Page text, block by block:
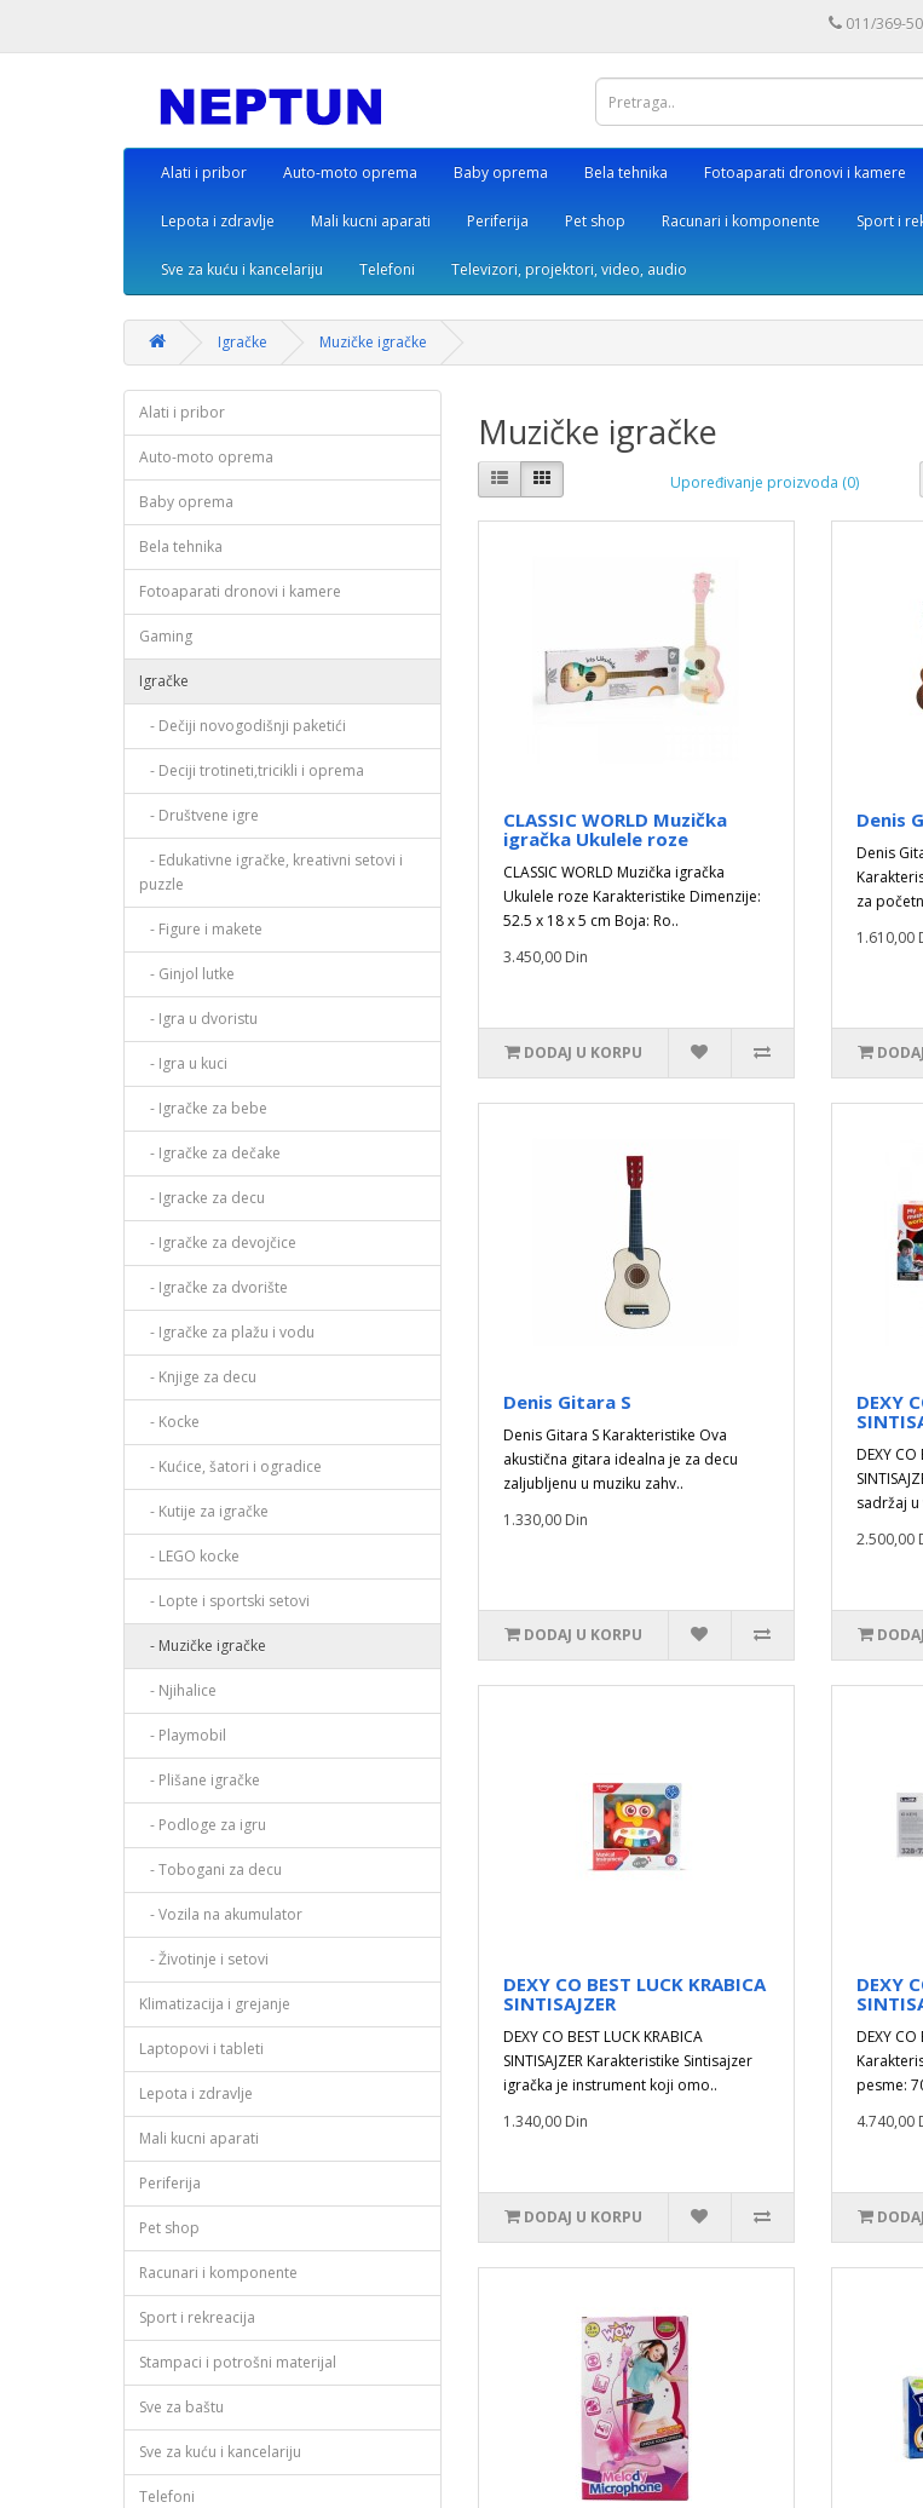
011/369-
Alati i pribor Auto-moto oprema Baby oprema Bela tehnika Fotoaparati dronovi i kamere
Lepota i zdravlje Mali kucni aparati Periferija Pet shop Racunari i komponente Sport i
Sve za kuću i kancelariju Telefoni Televizori, projektori, video, audio
Igračke Muzičke igračke
Alati i pribor
Auto-moto oprema
Baby oprema
Bela tehnika
Fotoaparati dronovi i kamere
Gaming
Igračke
- Dečiji novogodišnji paketići
- Deciji trotineti,tricikli i oprema
- Društvene igre
- Edukativne igračke, kreativni setovi i
puzzle
- Figure i makete
- Ginjol lutke
- Igra u dvoristu
- Igra u kuci
- Igračke za bebe
- Igračke za dečake
- Igracke za decu
- Igračke za devojčice
- Igračke za dvorište
- Igračke za plažu i vodu
- Knjige za decu
- Kocke
- Kućice, šatori i ogradice
- Kutije za igračke
- LEGO kocke
- Lopte i sportski setovi
- Muzičke igračke
- Njihalice
- Playmobil
- Plišane igračke
- Podloge za igru
- Tobogani za decu
- Vozila na akumulator
- Životinje i setovi
Klimatizacija i grejanje
Laptopovi i tableti
Lepota i zdravlje
Mali kucni aparati
Periferija
Pet shop
Racunari i komponente
Sport i rekreacija
Stampaci i potrošni materijal
Sve za baštu
Sve za kuću i kancelariju
Telefoni
Muzičke igračke
Upoređivanje proizvoda (0)
CLASSIC WORLD Muzička
igračka Ukulele roze
CLASSIC WORLD Muzička igračka
Ukulele roze Karakteristike Dimenzije:
52.5 x 18 x 5 cm Boja: Ro..
3.450,00 Din
DODAJ U KORPU
Denis
Denis
za
1.610,00
Denis Gitara S
Denis Gitara S Karakteristike Ova
akustična gitara idealna je za decu
zaljubljenu u muziku zahv..
1.330,00 Din
DODAJ U KORPU
DEXY
DEXY CO
sadržaj
2.500,00
DEXY CO BEST LUCK KRABICA
SINTISAJZER
DEXY CO BEST LUCK KRABICA
SINTISAJZER Karakteristike Sintisajzer
igračka je instrument koji omo..
1.340,00 Din
DODAJ U KORPU
DEXY
DEXY CO
pesme:
4.740,00